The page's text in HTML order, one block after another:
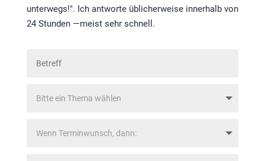
unterwegs!". Ich antworte üblicherweise innerhalb von
24 Stunden —meist sehr schnell.